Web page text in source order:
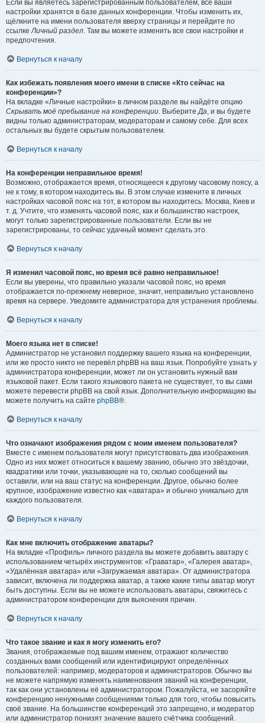
Если вы являетесь зарегистрированным пользователем, все ваши
настройки хранятся в базе данных конференции. Чтобы изменить их,
щёлкните на имени пользователя вверху страницы и перейдите по
ссылкеЛичный раздел. Там вы можете изменить все свои настройки и
предпочтения.
Вернуться к началу
Как избежать появления моего имени в списке «Кто сейчас на
конференции»?
На вкладке «Личные настройки» в личном разделе вы найдёте опцию
Скрывать моё пребывание на конференции. ВыберитеДа, и вы будете
видны только администраторам, модераторам и самому себе. Для всех
остальных вы будете скрытым пользователем.
Вернуться к началу
На конференции неправильное время!
Возможно, отображается время, относящееся к другому часовому поясу, а
не к тому, в котором находитесь вы. В этом случае измените в личных
настройках часовой пояс на тот, в котором вы находитесь: Москва, Киев и
т. д. Учтите, что изменять часовой пояс, как и большинство настроек,
могут только зарегистрированные пользователи. Если вы не
зарегистрированы, то сейчас удачный момент сделать это.
Вернуться к началу
Я изменил часовой пояс, но время всё равно неправильное!
Если вы уверены, что правильно указали часовой пояс, но время
отображается по-прежнему неверное, значит, неправильно установлено
время на сервере. Уведомите администратора для устранения проблемы.
Вернуться к началу
Моего языка нет в списке!
Администратор не установил поддержку вашего языка на конференции,
или же просто никто не перевёл phpBB на ваш язык. Попробуйте узнать у
администратора конференции, может ли он установить нужный вам
языковой пакет. Если такого языкового пакета не существует, то вы сами
можете перевести phpBB на свой язык. Дополнительную информацию вы
можете получить на сайте phpBB®.
Вернуться к началу
Что означают изображения рядом с моим именем пользователя?
Вместе с именем пользователя могут присутствовать два изображения.
Одно из них может относиться к вашему званию, обычно это звёздочки,
квадратики или точки, указывающие на то, сколько сообщений вы
оставили, или на ваш статус на конференции. Другое, обычно более
крупное, изображение известно как «аватара» и обычно уникально для
каждого пользователя.
Вернуться к началу
Как мне включить отображение аватары?
На вкладке «Профиль» личного раздела вы можете добавить аватару с
использованием четырёх инструментов: «Граватар», «Галерея аватар»,
«Удалённая аватара» или «Загружаемая аватара». От администратора
зависит, включена ли поддержка аватар, а также какие типы аватар могут
быть доступны. Если вы не можете использовать аватары, свяжитесь с
администратором конференции для выяснения причин.
Вернуться к началу
Что такое звание и как я могу изменить его?
Звания, отображаемые под вашим именем, отражают количество
созданных вами сообщений или идентифицируют определённых
пользователей: например, модераторов и администраторов. Обычно вы
не можете напрямую изменять наименования званий на конференции,
так как они установлены её администратором. Пожалуйста, не засоряйте
конференцию ненужными сообщениями только для того, чтобы повысить
своё звание. На большинстве конференций это запрещено, и модератор
или администратор понизят значение вашего счётчика сообщений.